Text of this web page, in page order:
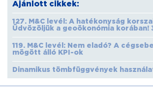
Ajánlott cikkek:
127. M&C levél: A hatékonyság
Üdvözöljük a geoökonómia korában!
119. M&C levél: Nem eladó? A
mögött álló KPI-ok
Dinamikus tömbfüggvények